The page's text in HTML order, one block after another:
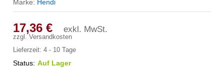
Marke: Hendi
17,36€ exkl. MwSt.
zzgl.Versandkosten
Lieferzeit:4 - 10 Tage
Status: Auf Lager